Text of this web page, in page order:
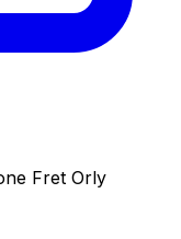
Fret Orly